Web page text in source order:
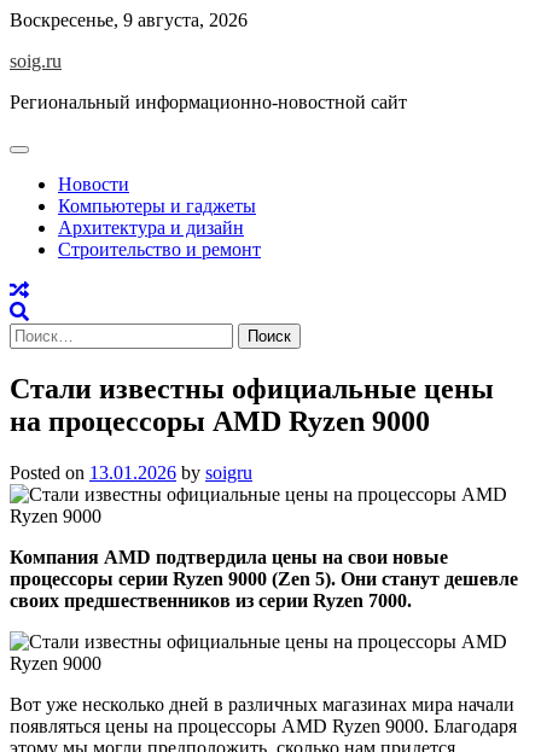
Skip
content
Воскресенье, 9 августа, 2026
soig.ru
Региональный информационно-новостной сайт
Новости
Компьютеры и гаджеты
Архитектура и дизайн
Строительство и ремонт
Найти:
Стали известны официальные цены
на процессоры AMD Ryzen 9000
Posted on 13.01.2026 by soigru
Компания AMD подтвердила цены на свои новые
процессоры серии Ryzen 9000 (Zen 5). Они станут дешевле
своих предшественников из серии Ryzen 7000.
Вот уже несколько дней в различных магазинах мира начали
появляться цены на процессоры AMD Ryzen 9000. Благодаря
этому мы могли предположить, сколько нам придется